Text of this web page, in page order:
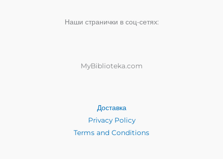
Наши странички в соц-сетях:
MyBiblioteka.com
Доставка
Privacy Policy
Terms and Conditions